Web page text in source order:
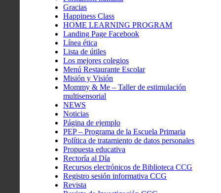
Gracias
Happiness Class
HOME LEARNING PROGRAM
Landing Page Facebook
Línea ética
Lista de útiles
Los mejores colegios
Menú Restaurante Escolar
Misión y Visión
Mommy & Me – Taller de estimulación
multisensorial
NEWS
Noticias
Página de ejemplo
PEP – Programa de la Escuela Primaria
Política de tratamiento de datos personales
Propuesta educativa
Rectoría al Día
Recursos electrónicos de Biblioteca CCG
Registro sesión informativa CCG
Revista